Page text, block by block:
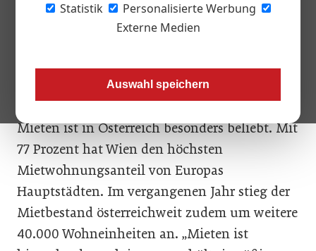
Statistik
Personalisierte Werbung
Externe Medien
Auswahl speichern
Beratungsunternehmen Deloitte in einer
Studie die Situation am europäischen
Mieten ist in Österreich besonders beliebt. Mit
77 Prozent hat Wien den höchsten
Mietwohnungsanteil von Europas
Hauptstädten. Im vergangenen Jahr stieg der
Mietbestand österreichweit zudem um weitere
40.000 Wohneinheiten an. „Mieten ist